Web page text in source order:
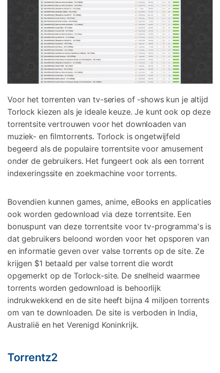
Voor het torrenten van tv-series of -shows kun je altijd
Torlock kiezen als je ideale keuze. Je kunt ook op deze
torrentsite vertrouwen voor het downloaden van
muziek- en filmtorrents. Torlock is ongetwijfeld
begeerd als de populaire torrentsite voor amusement
onder de gebruikers. Het fungeert ook als een torrent
indexeringssite en zoekmachine voor torrents.
Bovendien kunnen games, anime, eBooks en applicaties
ook worden gedownload via deze torrentsite. Een
bonuspunt van deze torrentsite voor tv-programma's is
dat gebruikers beloond worden voor het opsporen van
en informatie geven over valse torrents op de site. Ze
krijgen $1 betaald per valse torrent die wordt
opgemerkt op de Torlock-site. De snelheid waarmee
torrents worden gedownload is behoorlijk
indrukwekkend en de site heeft bijna 4 miljoen torrents
om van te downloaden. De site is verboden in India,
Australië en het Verenigd Koninkrijk.
Torrentz2